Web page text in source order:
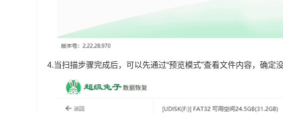
4.当扫描步骤完成后，可以先通过“预览模式”查看文件内容，确定